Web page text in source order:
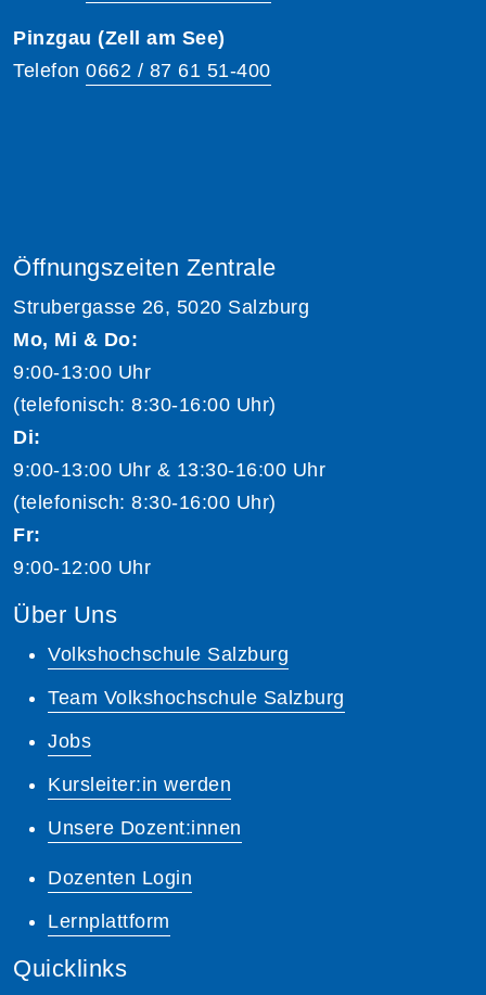
Pinzgau (Zell am See)
Telefon 0662 / 87 61 51-400
Öffnungszeiten Zentrale
Strubergasse 26, 5020 Salzburg
Mo, Mi & Do:
9:00-13:00 Uhr
(telefonisch: 8:30-16:00 Uhr)
Di:
9:00-13:00 Uhr & 13:30-16:00 Uhr
(telefonisch: 8:30-16:00 Uhr)
Fr:
9:00-12:00 Uhr
Über Uns
Volkshochschule Salzburg
Team Volkshochschule Salzburg
Jobs
Kursleiter:in werden
Unsere Dozent:innen
Dozenten Login
Lernplattform
Quicklinks